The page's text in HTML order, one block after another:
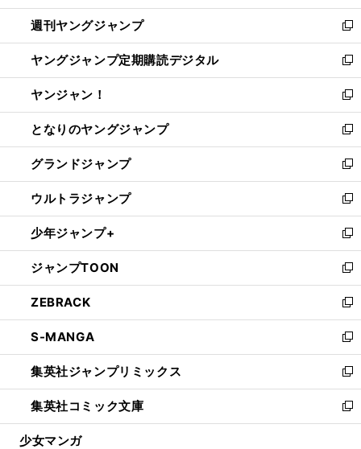
開
く
ウ
で
開
く
ン
ド
ウ
で
開
く
ウ
ィ
ン
ド
ウ
で
開
く
週刊ヤングジャンプ
新
し
い
ウ
ィ
ン
ド
ウ
で
開
く
ヤングジャンプ定期購読デジタル
新
し
い
ウ
ィ
ン
ド
ウ
で
開
く
ヤンジャン！
新
し
い
ウ
ィ
ン
ド
ウ
で
開
く
となりのヤングジャンプ
新
し
い
ウ
ィ
ン
ド
ウ
で
開
く
グランドジャンプ
新
し
い
ウ
ィ
ン
ド
ウ
で
開
く
ウルトラジャンプ
新
し
い
ウ
ィ
ン
ド
ウ
で
開
く
少年ジャンプ+
新
し
い
ウ
ィ
ン
ド
ウ
で
開
く
ジャンプTOON
新
し
い
ウ
ィ
ン
ド
ウ
で
開
ZEBRACK
新
し
い
ウ
ィ
ン
ド
ウ
S-MANGA
新
し
い
ウ
ィ
ン
集英社ジャンプリミックス
新
し
い
ウ
集英社コミック文庫
新
し
少女マンガ